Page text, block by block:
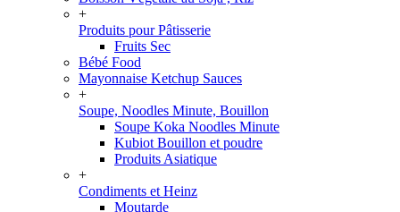
+
Produits pour Pâtisserie
Fruits Sec
Bébé Food
Mayonnaise Ketchup Sauces
+
Soupe, Noodles Minute, Bouillon
Soupe Koka Noodles Minute
Kubiot Bouillon et poudre
Produits Asiatique
+
Condiments et Heinz
Moutarde